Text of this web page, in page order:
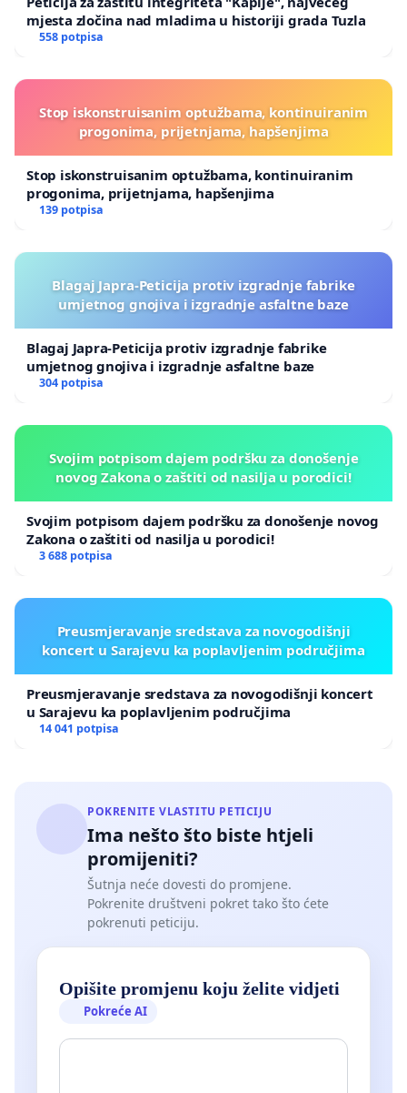
mjesta zločina nad mladima u historiji grada Tuzla
558 potpisa
Stop iskonstruisanim optužbama, kontinuiranim
progonima, prijetnjama, hapšenjima
Stop iskonstruisanim optužbama, kontinuiranim
progonima, prijetnjama, hapšenjima
139 potpisa
Blagaj Japra-Peticija protiv izgradnje fabrike
umjetnog gnojiva i izgradnje asfaltne baze
Blagaj Japra-Peticija protiv izgradnje fabrike
umjetnog gnojiva i izgradnje asfaltne baze
304 potpisa
Svojim potpisom dajem podršku za donošenje
novog Zakona o zaštiti od nasilja u porodici!
Svojim potpisom dajem podršku za donošenje novog
Zakona o zaštiti od nasilja u porodici!
3 688 potpisa
Preusmjeravanje sredstava za novogodišnji
koncert u Sarajevu ka poplavljenim područjima
Preusmjeravanje sredstava za novogodišnji koncert
u Sarajevu ka poplavljenim područjima
14 041 potpisa
POKRENITE VLASTITU PETICIJU
Ima nešto što biste htjeli
promijeniti?
Šutnja neće dovesti do promjene.
Pokrenite društveni pokret tako što ćete
pokrenuti peticiju.
Opišite promjenu koju želite vidjeti
Pokreće AI